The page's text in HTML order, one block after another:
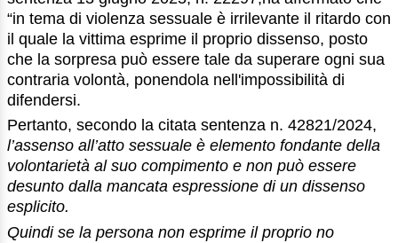
“in tema di violenza sessuale è irrilevante il ritardo con
il quale la vittima esprime il proprio dissenso, posto
che la sorpresa può essere tale da superare ogni sua
contraria volontà, ponendola nell'impossibilità di
difendersi.
Pertanto, secondo la citata sentenza n. 42821/2024,
l’assenso all’atto sessuale è elemento fondante della
volontarietà al suo compimento e non può essere
desunto dalla mancata espressione di un dissenso
esplicito.
Quindi se la persona non esprime il proprio no